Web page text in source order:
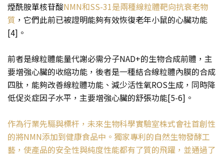
煙酰胺單核苷酸NMN和SS-31是兩種線粒體靶向抗衰老物
質 ，它們此前已被證明能夠有效恢復老年小鼠的心臟功能
[4]。
前者是線粒體能量代謝必需分子NAD+的生物合成前體，主
要增強心臟的收縮功能，後者是一種結合線粒體內膜的合成
四肽，能夠改善線粒體功能、減少活性氧ROS生成，同時降
低促炎症因子水平，主要增強心臟的舒張功能[5-6]。
作為行業先驅與標杆，未來生物科學實驗室株式會社首創性
的將NMN添加到健康食品中。獨家專利的自然生物發酵工
藝，使產品的安全性與純度性能都有了質的飛躍，並通過了